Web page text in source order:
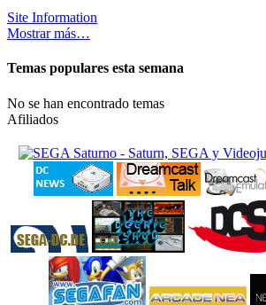
Site Information
Mostrar más…
Temas populares esta semana
No se han encontrado temas
Afiliados